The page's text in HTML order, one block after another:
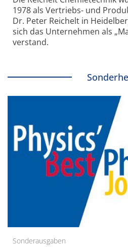
1978 als Vertriebs- und
Dr. Peter Reichelt in
sich das Unternehmen als
verstand.
Sonderausgaben